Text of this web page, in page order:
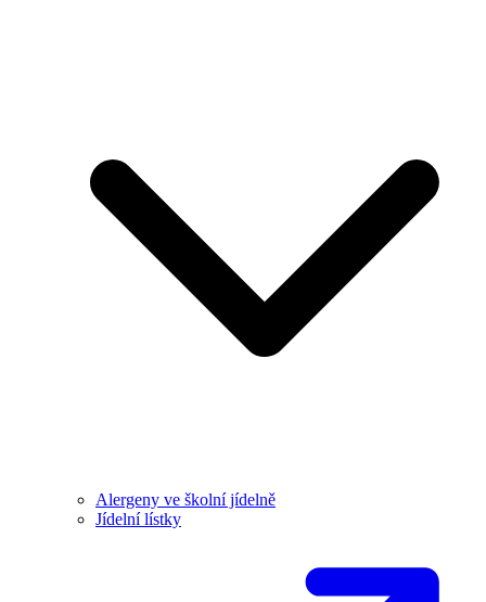
Alergeny ve školní jídelně
Jídelní lístky